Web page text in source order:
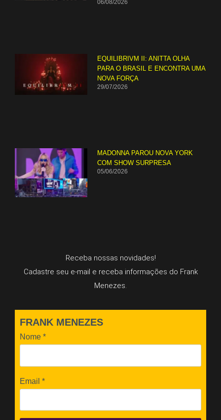
06/08/2026
EQUILIBRIVM II: ANITTA OLHA
PARA O BRASIL E ENCONTRA UMA
NOVA FORÇA
29/07/2026
MADONNA PAROU NOVA YORK
COM SHOW SURPRESA
05/06/2026
Receba nossas novidades!
Cadastre seu e-mail e receba informações do Frank
Menezes.
FRANK MENEZES
Nome *
Email *